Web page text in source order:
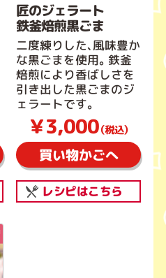
匠のジェラート
鉄釜焙煎黒ごま
二度練りした、風味豊か
な黒ごまを使用。鉄釜
焙煎により香ばしさを
引き出した黒ごまのジ
ェラートです。
￥3,000（税込）
買い物かごへ
レシピはこちら